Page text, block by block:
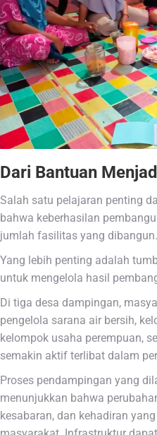
Dari Bantuan
Salah satu pelajaran penting
bahwa keberhasilan
jumlah fasilitas yang dibangun.
Yang lebih penting adalah
untuk mengelola hasil
Di tiga desa dampingan,
pengelola sarana air bersih,
kelompok usaha perempuan,
semakin aktif terlibat dalam
Proses pendampingan yang
menunjukkan bahwa
kesabaran, dan kehadiran